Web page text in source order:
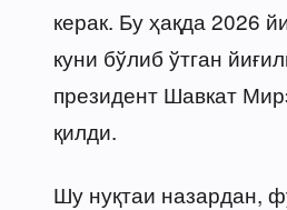
керак. Бу ҳақда 2026
куни бўлиб ўтган
президент Шавкат
қилди.
Шу нуқтаи назардан,